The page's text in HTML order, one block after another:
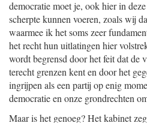
democratie moet je, ook hier in
scherpte kunnen voeren, zoals wij
waarmee ik het soms zeer
het recht hun uitlatingen hier
wordt begrensd door het feit dat de
terecht grenzen kent en door het
ingrijpen als een partij op enig
democratie en onze grondrechten
Maar is het genoeg? Het kabinet